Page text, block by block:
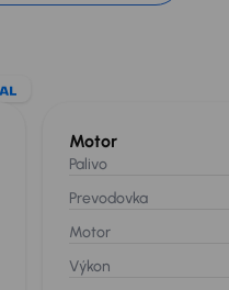
Motor
Palivo
Prevodovka
Motor
Výkon